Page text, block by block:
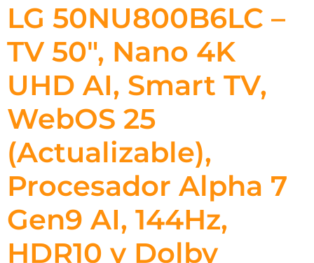
LG 50NU800B6LC –
TV 50″, Nano 4K
UHD AI, Smart TV,
WebOS 25
(Actualizable),
Procesador Alpha 7
Gen9 AI, 144Hz,
HDR10 y Dolby